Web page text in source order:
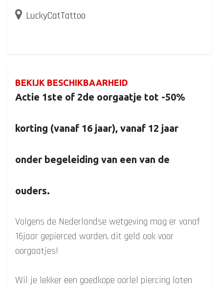
LuckyCatTattoo
Actie 1ste of 2de oorgaatje tot -50%
korting (vanaf 16 jaar), vanaf 12 jaar
onder begeleiding van een van de
ouders.
Volgens de Nederlandse wetgeving mag er vanaf
16jaar gepierced worden, dit geld ook voor
oorgaatjes!
Wil je lekker een goedkope oorlel piercing laten
BEKIJK BESCHIKBAARHEID